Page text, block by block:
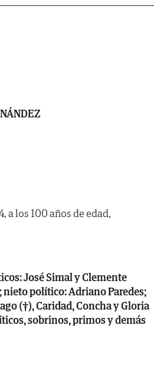
a los 100 años de edad,
José Simal y Clemente
nieto político: Adriano Paredes;
(†), Caridad, Concha y Gloria
sobrinos, primos y demás